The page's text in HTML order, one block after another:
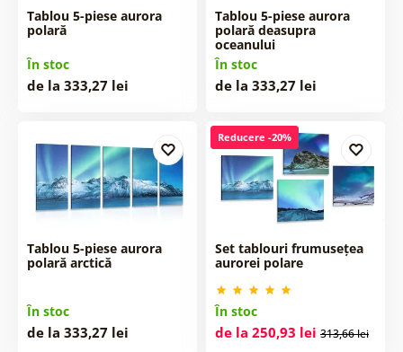
Tablou 5-piese aurora
polară
În stoc
de la 333,27 lei
Tablou 5-piese aurora
polară deasupra
oceanului
În stoc
de la 333,27 lei
Tablou 5-piese aurora
polară arctică
În stoc
de la 333,27 lei
Reducere -20%
Set tablouri frumusețea
aurorei polare
În stoc
de la 250,93 lei 313,66 lei